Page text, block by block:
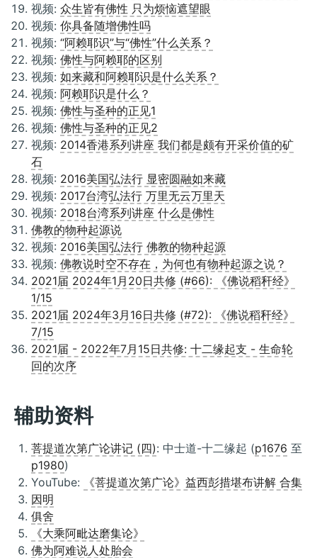
视频: 众生皆有佛性 只为烦恼遮望眼
视频: 你具备随增佛性吗
视频: “阿赖耶识”与“佛性”什么关系？
视频: 佛性与阿赖耶的区别
视频: 如来藏和阿赖耶识是什么关系？
视频: 阿赖耶识是什么？
视频: 佛性与圣种的正见1
视频: 佛性与圣种的正见2
视频: 2014香港系列讲座 我们都是颇有开采价值的矿
石
视频: 2016美国弘法行 显密圆融如来藏
视频: 2017台湾弘法行 万里无云万里天
视频: 2018台湾系列讲座 什么是佛性
佛教的物种起源说
视频: 2016美国弘法行 佛教的物种起源
视频: 佛教说时空不存在，为何也有物种起源之说？
2021届 2024年1月20日共修 (#66): 《佛说稻秆经》
1/15
2021届 2024年3月16日共修 (#72): 《佛说稻秆经》
7/15
2021届 - 2022年7月15日共修: 十二缘起支 - 生命轮
回的次序
辅助资料
菩提道次第广论讲记 (四): 中士道-十二缘起 (p1676 至
p1980)
YouTube:
《菩提道次第广论》益西彭措堪布讲解 合集
因明
俱舍
《大乘阿毗达磨集论》
佛为阿难说人处胎会